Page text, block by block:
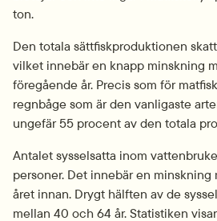
ton.
Den totala sättfiskproduktionen
vilket innebär en knapp minskning
föregående år. Precis som för
regnbåge som är den vanligaste
ungefär 55 procent av den totala
Antalet sysselsatta inom
personer. Det innebär en
året innan. Drygt hälften av de
mellan 40 och 64 år. Statistiken